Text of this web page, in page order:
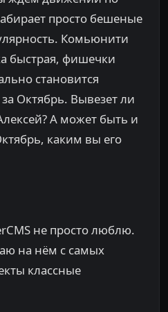
просто бешеные
Комьюнити
быстрая, фишечки
становится
Октябрь. Вывезет ли
А может быть и
каким вы его
не просто люблю.
на нём с самых
классные